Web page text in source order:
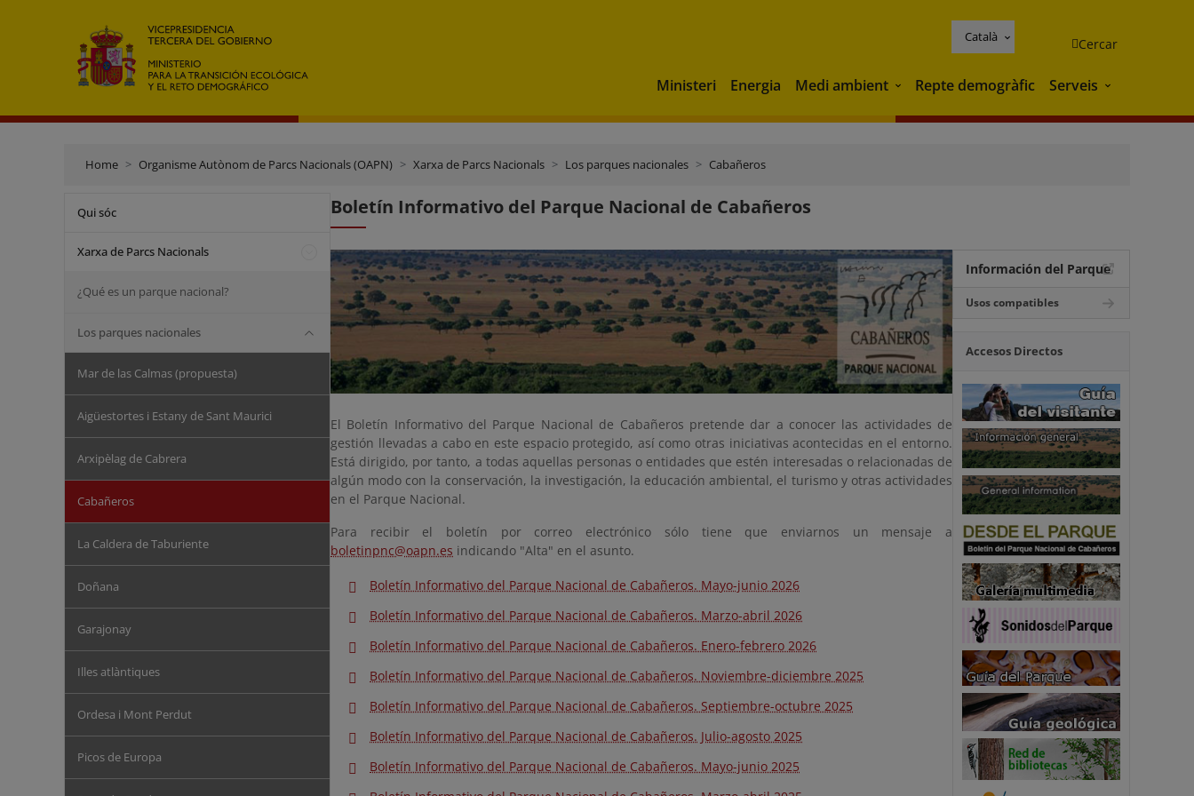
Català Cercar
Ministeri Energia Medi ambient Medi ambient
Repte demogràfic Serveis Serveis
Home Organisme Autònom de Parcs Nacionals (OAPN) Xarxa de Parcs Nacionals Los parques nacionales Cabañeros
Qui sóc
Xarxa de Parcs Nacionals
¿Qué es un parque nacional?
Los parques nacionales
Mar de las Calmas (propuesta)
Aigüestortes i Estany de Sant Maurici
Arxipèlag de Cabrera
Cabañeros
La Caldera de Taburiente
Doñana
Garajonay
Illes atlàntiques
Ordesa i Mont Perdut
Picos de Europa
Boletín Informativo del Parque Nacional de Cabañeros
El Boletín Informativo del Parque Nacional de Cabañeros pretende dar a conocer las actividades de
gestión llevadas a cabo en este espacio protegido, así como otras iniciativas acontecidas en el entorno.
Está dirigido, por tanto, a todas aquellas personas o entidades que estén interesadas o relacionadas de
algún modo con la conservación, la investigación, la educación ambiental, el turismo y otras actividades
en el Parque Nacional.
Para recibir el boletín por correo electrónico sólo tiene que enviarnos un mensaje a
boletinpnc@oapn.es indicando "Alta" en el asunto.
Boletín Informativo del Parque Nacional de Cabañeros. Mayo-junio 2026
Boletín Informativo del Parque Nacional de Cabañeros. Marzo-abril 2026
Boletín Informativo del Parque Nacional de Cabañeros. Enero-febrero 2026
Boletín Informativo del Parque Nacional de Cabañeros. Noviembre-diciembre 2025
Boletín Informativo del Parque Nacional de Cabañeros. Septiembre-octubre 2025
Boletín Informativo del Parque Nacional de Cabañeros. Julio-agosto 2025
Boletín Informativo del Parque Nacional de Cabañeros. Mayo-junio 2025
Información del Parque
Usos compatibles
Accesos Directos